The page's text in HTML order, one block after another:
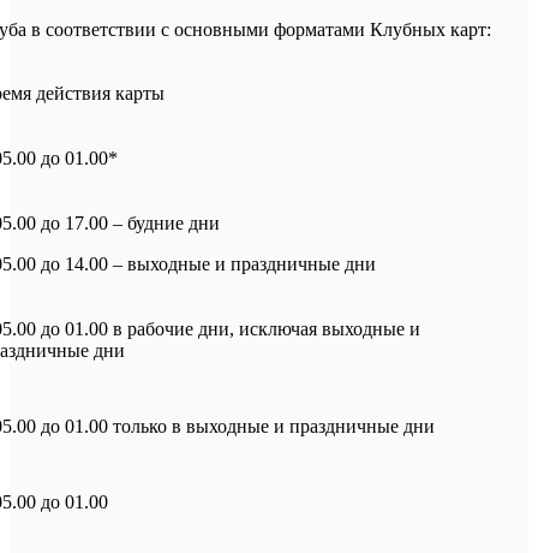
в соответствии с основными форматами Клубных карт:
действия карты
до 01.00*
до 17.00 – будние дни
до 14.00 – выходные и праздничные дни
до 01.00 в рабочие дни, исключая выходные и
дни
до 01.00 только в выходные и праздничные дни
до 01.00